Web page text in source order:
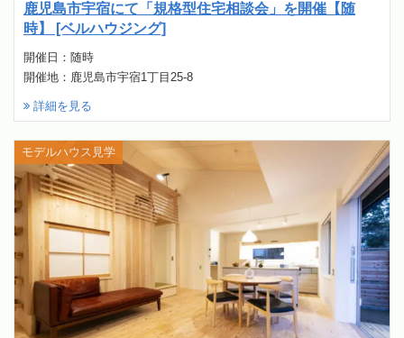
鹿児島市宇宿にて「規格型住宅相談会」を開催【随
時】 [ベルハウジング]
開催日：随時
開催地：鹿児島市宇宿1丁目25-8
詳細を見る
モデルハウス見学